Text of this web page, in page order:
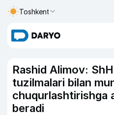
Toshkent
Rashid Alimov:
tuzilmalari bilan
chuqurlashtirishga
beradi